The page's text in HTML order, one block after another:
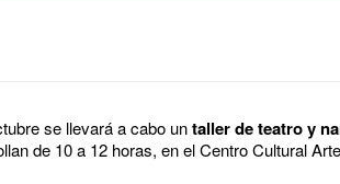
se llevará a cabo untaller de teatro y
de 10 a 12 horas, en el Centro Cultural